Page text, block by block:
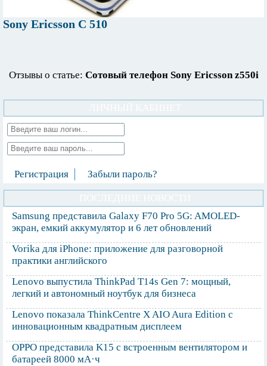
Sony Ericsson C 510
Отзывы о статье: Сотовый телефон Sony Ericsson z550i
Регистрация Забыли пароль?
Samsung представила Galaxy F70 Pro 5G: AMOLED-
экран, емкий аккумулятор и 6 лет обновлений
Vorika для iPhone: приложение для разговорной
практики английского
Lenovo выпустила ThinkPad T14s Gen 7: мощный,
легкий и автономный ноутбук для бизнеса
Lenovo показала ThinkCentre X AIO Aura Edition с
инновационным квадратным дисплеем
OPPO представила K15 с встроенным вентилятором и
батареей 8000 мА·ч